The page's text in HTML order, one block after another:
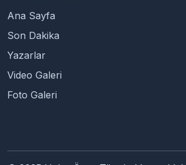
Ana Sayfa
Son Dakika
Yazarlar
Video Galeri
Foto Galeri